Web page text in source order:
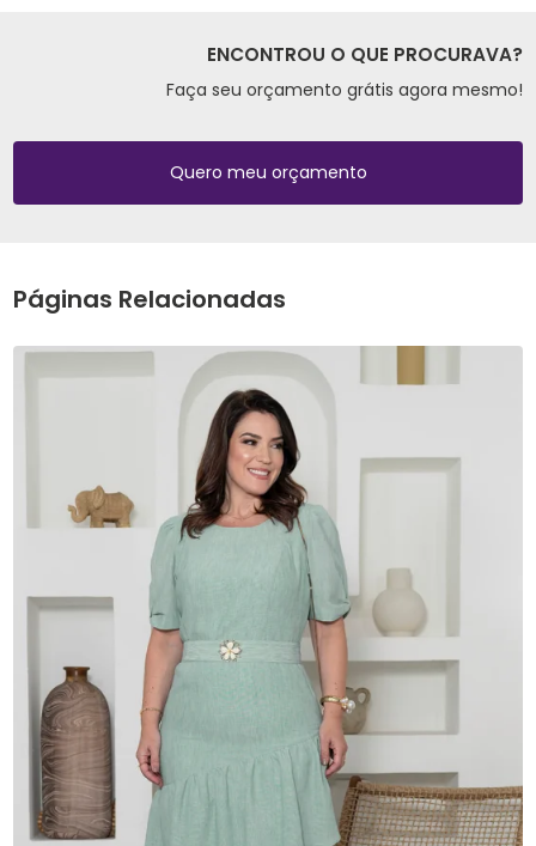
ENCONTROU O QUE PROCURAVA?
Faça seu orçamento grátis agora mesmo!
Quero meu orçamento
Páginas Relacionadas